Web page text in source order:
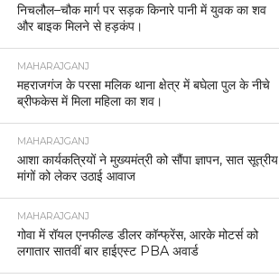
निचलौल–चौक मार्ग पर सड़क किनारे पानी में युवक का शव
और बाइक मिलने से हड़कंप।
MAHARAJGANJ
महराजगंज के परसा मलिक थाना क्षेत्र में बघेला पुल के नीचे
ब्रीफकेस में मिला महिला का शव।
MAHARAJGANJ
आशा कार्यकत्रियों ने मुख्यमंत्री को सौंपा ज्ञापन, सात सूत्रीय
मांगों को लेकर उठाई आवाज
MAHARAJGANJ
गोवा में रॉयल एनफील्ड डीलर कॉन्फ्रेंस, आरके मोटर्स को
लगातार सातवीं बार हाईएस्ट PBA अवार्ड